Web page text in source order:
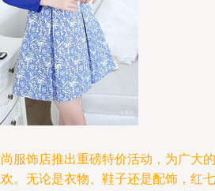
服饰店推出重磅特价活动，为广大的
。无论是衣物、鞋子还是配饰，红七